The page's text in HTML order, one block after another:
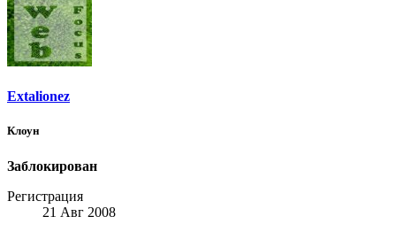
Extalionez
Клоун
Заблокирован
Регистрация
21 Авг 2008